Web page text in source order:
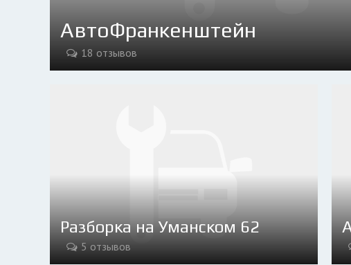
АвтоФранкенштейн
18 отзывов
Разборка на Уманском 62
5 отзывов